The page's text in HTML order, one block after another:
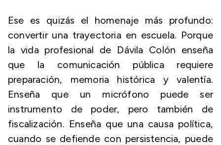
Ese es quizás el homenaje más profundo:
convertir una trayectoria en escuela. Porque
la vida profesional de Dávila Colón enseña
que la comunicación pública requiere
preparación, memoria histórica y valentía.
Enseña que un micrófono puede ser
instrumento de poder, pero también de
fiscalización. Enseña que una causa política,
cuando se defiende con persistencia, puede